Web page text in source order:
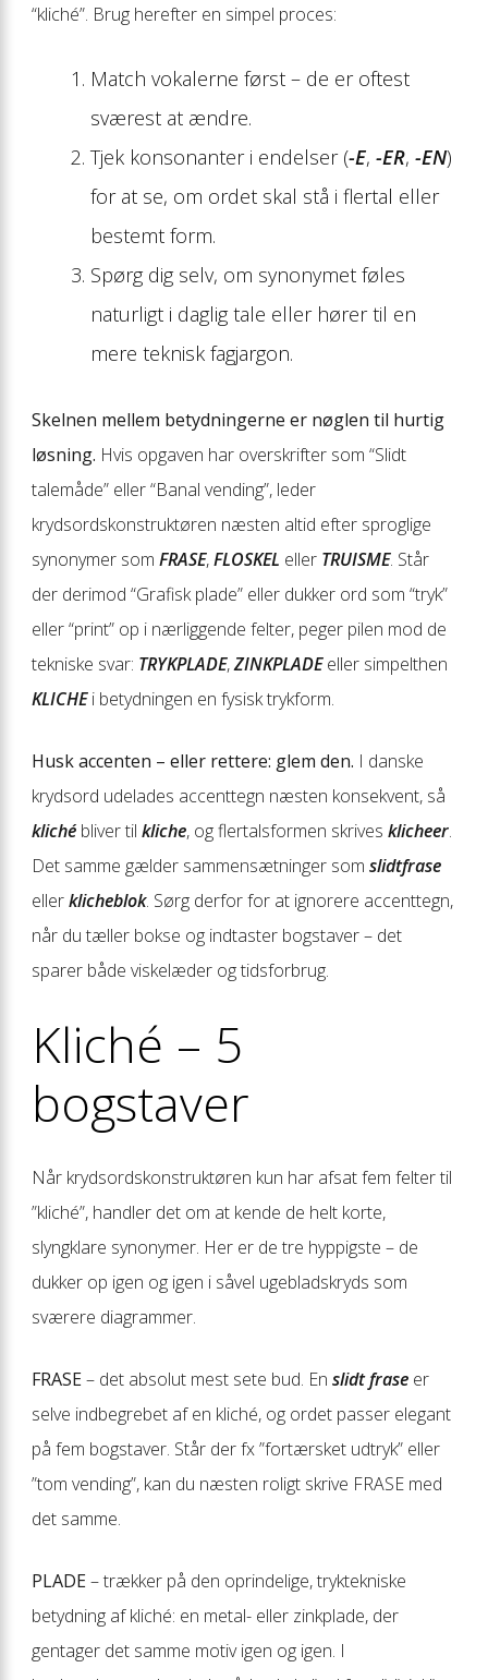
“kliché”. Brug herefter en simpel proces:
Match vokalerne først – de er oftest
sværest at ændre.
Tjek konsonanter i endelser (-E, -ER, -EN)
for at se, om ordet skal stå i flertal eller
bestemt form.
Spørg dig selv, om synonymet føles
naturligt i daglig tale eller hører til en
mere teknisk fagjargon.
Skelnen mellem betydningerne er nøglen til hurtig
løsning. Hvis opgaven har overskrifter som “Slidt
talemåde” eller “Banal vending”, leder
krydsordskonstruktøren næsten altid efter sproglige
synonymer som FRASE,FLOSKEL eller TRUISME. Står
der derimod “Grafisk plade” eller dukker ord som “tryk”
eller “print” op i nærliggende felter, peger pilen mod de
tekniske svar: TRYKPLADE,ZINKPLADEeller simpelthen
KLICHEi betydningen en fysisk trykform.
Husk accenten – eller rettere: glem den. I danske
krydsord udelades accenttegn næsten konsekvent, så
kliché bliver til kliche, og flertalsformen skrives klicheer.
Det samme gælder sammensætninger som slidtfrase
ellerklicheblok. Sørg derfor for at ignorere accenttegn,
når du tæller bokse og indtaster bogstaver – det
sparer både viskelæder og tidsforbrug.
Kliché – 5
bogstaver
Når krydsordskonstruktøren kun har afsat fem felter til
”kliché”, handler det om at kende de helt korte,
slyngklare synonymer. Her er de tre hyppigste – de
dukker op igen og igen i såvel ugebladskryds som
sværere diagrammer.
FRASE– det absolut mest sete bud. En slidt frase er
selve indbegrebet af en kliché, og ordet passer elegant
på fem bogstaver. Står der fx ”fortærsket udtryk” eller
”tom vending”, kan du næsten roligt skrive FRASE med
det samme.
PLADE– trækker på den oprindelige, tryktekniske
betydning af kliché: en metal- eller zinkplade, der
gentager det samme motiv igen og igen. I